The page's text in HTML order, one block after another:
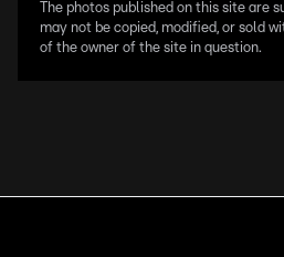
The photos published on this site are
may not be copied, modified, or sold
of the owner of the site in question.